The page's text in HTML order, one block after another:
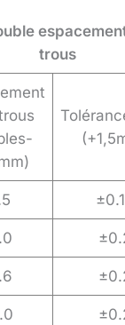
trous